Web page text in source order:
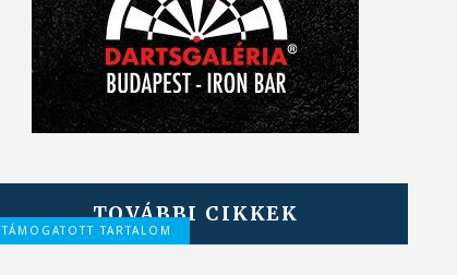
TOVÁBBI CIKKEK
TÁMOGATOTT TARTALOM